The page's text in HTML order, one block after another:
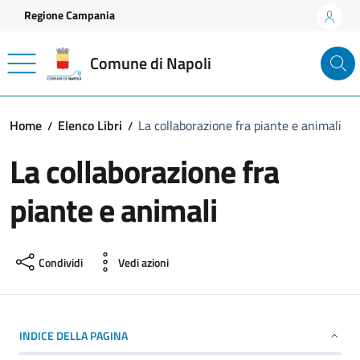
Vai ai contenuti
Vai al footer
Regione Campania
Comune di Napoli
Home Elenco Libri La collaborazione fra piante e animali
La collaborazione fra
piante e animali
Condividi Vedi azioni
INDICE DELLA PAGINA